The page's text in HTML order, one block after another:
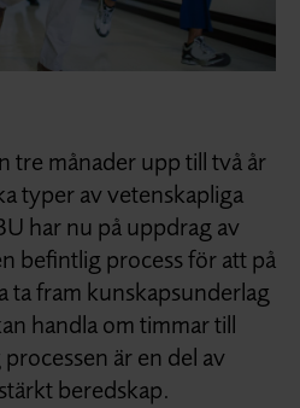
tre månader upp till två år
typer av vetenskapliga
har nu på uppdrag av
befintlig process för att på
ta fram kunskapsunderlag
handla om timmar till
är en del av
beredskap.